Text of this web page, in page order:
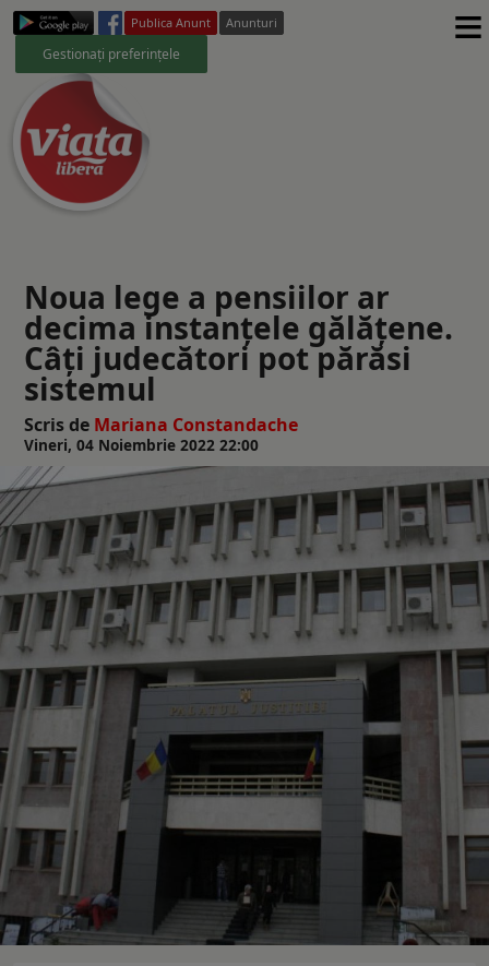
Publica Anunt Anunturi
Gestionați preferințele ≡
Noua lege a pensiilor ar
decima instanțele gălățene.
Câți judecători pot părăsi
sistemul
Scris de Mariana Constandache
Vineri, 04 Noiembrie 2022 22:00